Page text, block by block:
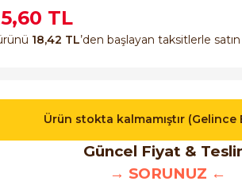
TL
18,42 TL’den başlayan taksitlerle
Ürün stokta kalmamıştır (Gelince
Güncel Fiyat &
→ SORUNUZ ←